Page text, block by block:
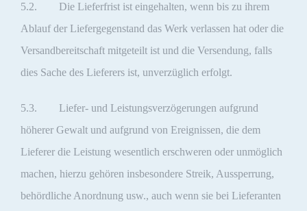
5.2. Die Lieferfrist ist eingehalten, wenn bis zu ihrem
Ablauf der Liefergegenstand das Werk verlassen hat oder die
Versandbereitschaft mitgeteilt ist und die Versendung, falls
dies Sache des Lieferers ist, unverzüglich erfolgt.
5.3. Liefer- und Leistungsverzögerungen aufgrund
höherer Gewalt und aufgrund von Ereignissen, die dem
Lieferer die Leistung wesentlich erschweren oder unmöglich
machen, hierzu gehören insbesondere Streik, Aussperrung,
behördliche Anordnung usw., auch wenn sie bei Lieferanten